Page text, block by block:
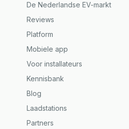
De Nederlandse EV-markt
Reviews
Platform
Mobiele app
Voor installateurs
Kennisbank
Blog
Laadstations
Partners